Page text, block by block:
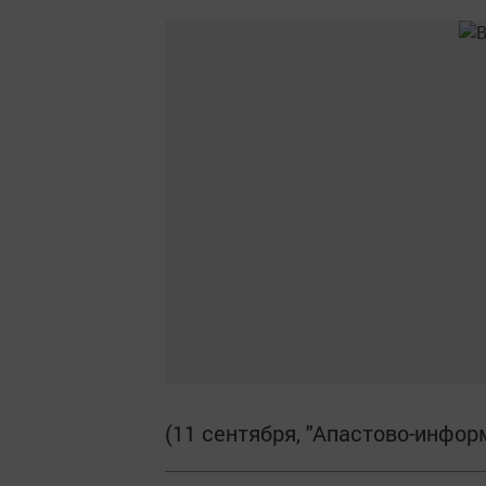
(11 сентября, "Апастово-